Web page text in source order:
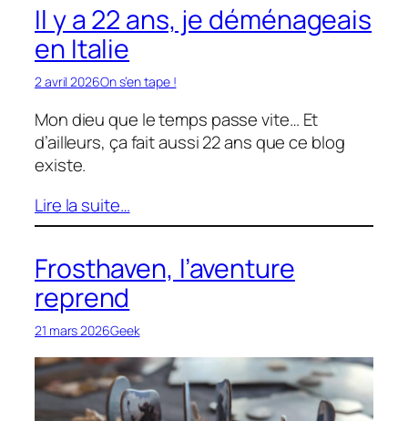
Il y a 22 ans, je déménageais
en Italie
2 avril 2026On s’en tape !
Mon dieu que le temps passe vite… Et
d’ailleurs, ça fait aussi 22 ans que ce blog
existe.
Lire la suite…
Frosthaven, l’aventure
reprend
21 mars 2026Geek